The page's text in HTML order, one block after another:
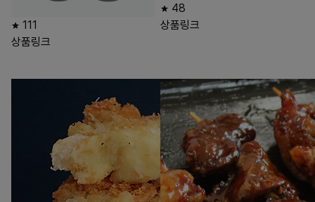
111
상품링크
48
상품링크